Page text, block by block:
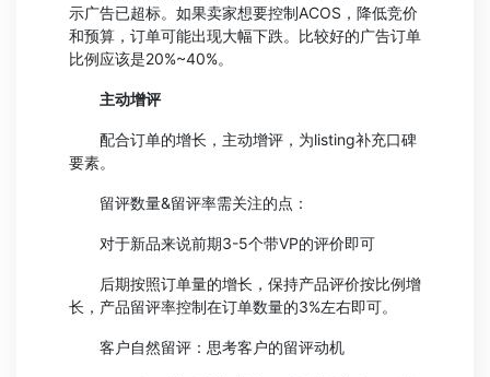
示广告已超标。如果卖家想要控制ACOS，降低竞价
和预算，订单可能出现大幅下跌。比较好的广告订单
比例应该是20%~40%。
主动增评
配合订单的增长，主动增评，为listing补充口碑
要素。
留评数量&留评率需关注的点：
对于新品来说前期3-5个带VP的评价即可
后期按照订单量的增长，保持产品评价按比例增
长，产品留评率控制在订单数量的3%左右即可。
客户自然留评：思考客户的留评动机